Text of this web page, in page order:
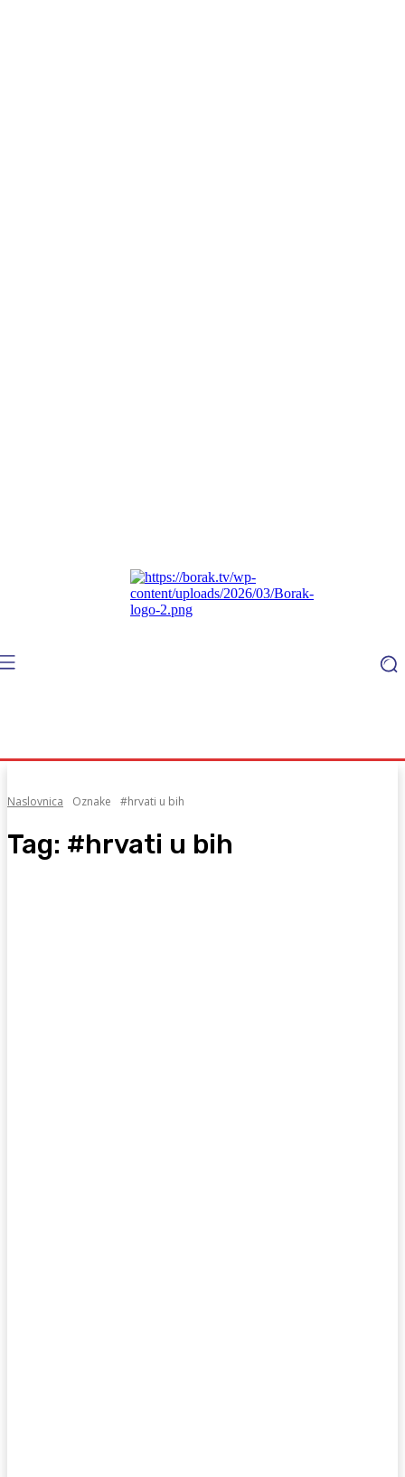
Naslovnica Oznake #hrvati u bih
Tag: #hrvati u bih